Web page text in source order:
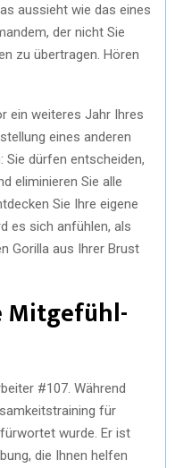
aussieht wie das eines
der nicht Sie
zu übertragen. Hören
ein weiteres Jahr Ihres
eines anderen
Sie dürfen entscheiden,
eliminieren Sie alle
Sie Ihre eigene
es sich anfühlen, als
Gorilla aus Ihrer Brust
Mitgefühl-
#107. Während
für
wurde. Er ist
die Ihnen helfen